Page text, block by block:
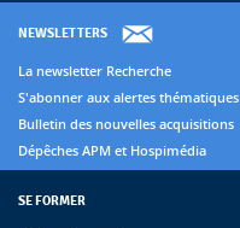
NEWSLETTERS
La newsletter Recherche
S'abonner aux alertes thématiques
Bulletin des nouvelles acquisitions
Dépêches APM et Hospimédia
SE FORMER